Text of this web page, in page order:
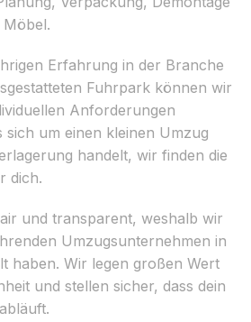
Erfahrung in der Branche
Fuhrpark können wir
Anforderungen
sich um einen kleinen Umzug
handelt, wir finden die
dich.
und transparent, weshalb wir
Umzugsunternehmen in
haben. Wir legen großen Wert
und stellen sicher, dass dein